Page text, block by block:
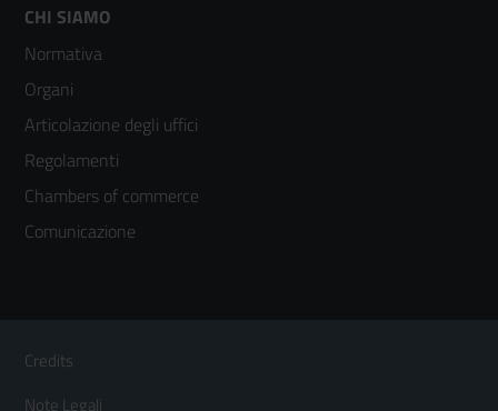
Footer
menù
colonna
3
CHI SIAMO
Normativa
Organi
Articolazione degli uffici
Regolamenti
Chambers of commerce
Comunicazione
Footer
Menù
Credits
Note Legali